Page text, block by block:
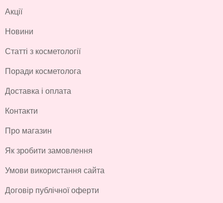
Акції
Новини
Статті з косметології
Поради косметолога
Доставка і оплата
Контакти
Про магазин
Як зробити замовлення
Умови використання сайта
Договір публічної оферти